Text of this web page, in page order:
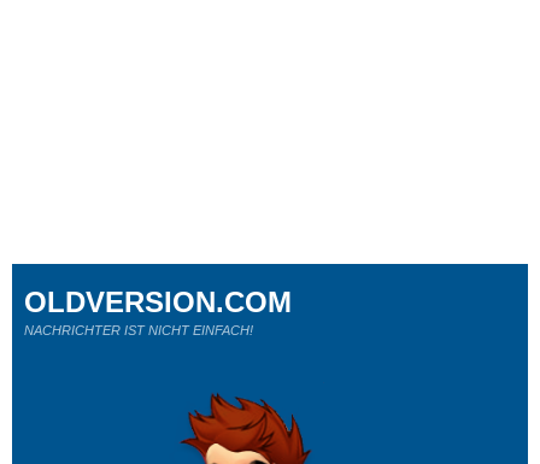
OLDVERSION.COM
NACHRICHTER IST NICHT EINFACH!